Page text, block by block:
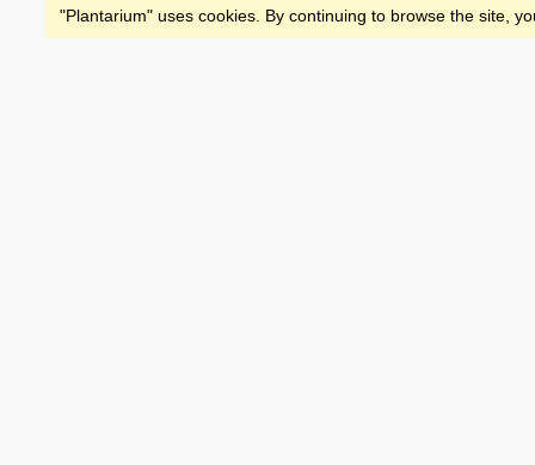
"Plantarium" uses cookies. By continuing to browse the site,